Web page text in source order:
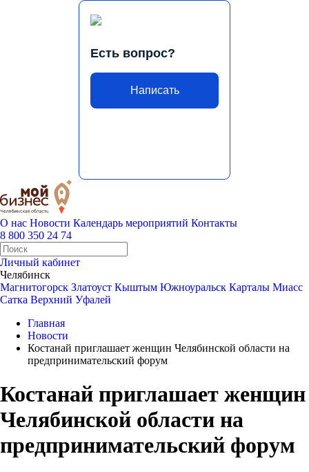
Есть вопрос?
Написать
О нас Новости Календарь мероприятий Контакты
8 800 350 24 74
Личный кабинет
Челябинск
Магнитогорск Златоуст Кыштым Южноуральск Карталы Миасс
Сатка Верхний Уфалей
Главная
Новости
Костанай приглашает женщин Челябинской области на
предпринимательский форум
Костанай приглашает женщин
Челябинской области на
предпринимательский форум